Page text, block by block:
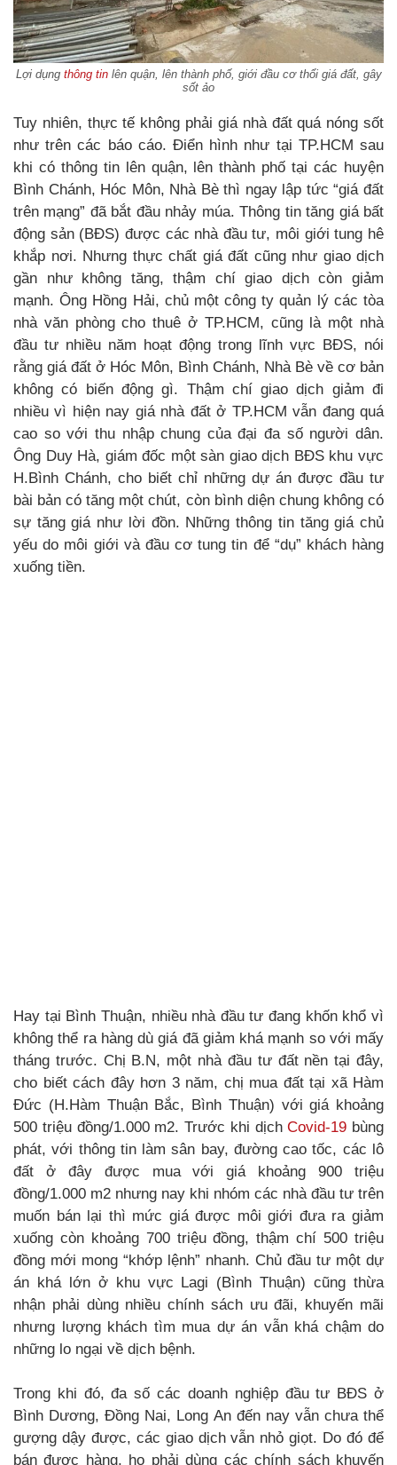
Lợi dụng thông tinlên quận, lên thành phố, giới đầu cơ thổi giá đất, gây
sốt ảo
Tuy nhiên, thực tế không phải giá nhà đất quá nóng sốt
như trên các báo cáo. Điển hình như tại TP.HCM sau
khi có thông tin lên quận, lên thành phố tại các huyện
Bình Chánh, Hóc Môn, Nhà Bè thì ngay lập tức “giá đất
trên mạng” đã bắt đầu nhảy múa. Thông tin tăng giá bất
động sản (BĐS) được các nhà đầu tư, môi giới tung hê
khắp nơi. Nhưng thực chất giá đất cũng như giao dịch
gần như không tăng, thậm chí giao dịch còn giảm
mạnh. Ông Hồng Hải, chủ một công ty quản lý các tòa
nhà văn phòng cho thuê ở TP.HCM, cũng là một nhà
đầu tư nhiều năm hoạt động trong lĩnh vực BĐS, nói
rằng giá đất ở Hóc Môn, Bình Chánh, Nhà Bè về cơ bản
không có biến động gì. Thậm chí giao dịch giảm đi
nhiều vì hiện nay giá nhà đất ở TP.HCM vẫn đang quá
cao so với thu nhập chung của đại đa số người dân.
Ông Duy Hà, giám đốc một sàn giao dịch BĐS khu vực
H.Bình Chánh, cho biết chỉ những dự án được đầu tư
bài bản có tăng một chút, còn bình diện chung không có
sự tăng giá như lời đồn. Những thông tin tăng giá chủ
yếu do môi giới và đầu cơ tung tin để “dụ” khách hàng
xuống tiền.
Hay tại Bình Thuận, nhiều nhà đầu tư đang khốn khổ vì
không thể ra hàng dù giá đã giảm khá mạnh so với mấy
tháng trước. Chị B.N, một nhà đầu tư đất nền tại đây,
cho biết cách đây hơn 3 năm, chị mua đất tại xã Hàm
Đức (H.Hàm Thuận Bắc, Bình Thuận) với giá khoảng
500 triệu đồng/1.000 m2. Trước khi dịchCovid-19 bùng
phát, với thông tin làm sân bay, đường cao tốc, các lô
đất ở đây được mua với giá khoảng 900 triệu
đồng/1.000 m2 nhưng nay khi nhóm các nhà đầu tư trên
muốn bán lại thì mức giá được môi giới đưa ra giảm
xuống còn khoảng 700 triệu đồng, thậm chí 500 triệu
đồng mới mong “khớp lệnh” nhanh. Chủ đầu tư một dự
án khá lớn ở khu vực Lagi (Bình Thuận) cũng thừa
nhận phải dùng nhiều chính sách ưu đãi, khuyến mãi
nhưng lượng khách tìm mua dự án vẫn khá chậm do
những lo ngại về dịch bệnh.
Trong khi đó, đa số các doanh nghiệp đầu tư BĐS ở
Bình Dương, Đồng Nai, Long An đến nay vẫn chưa thể
gượng dậy được, các giao dịch vẫn nhỏ giọt. Do đó để
bán được hàng, họ phải dùng các chính sách khuyến